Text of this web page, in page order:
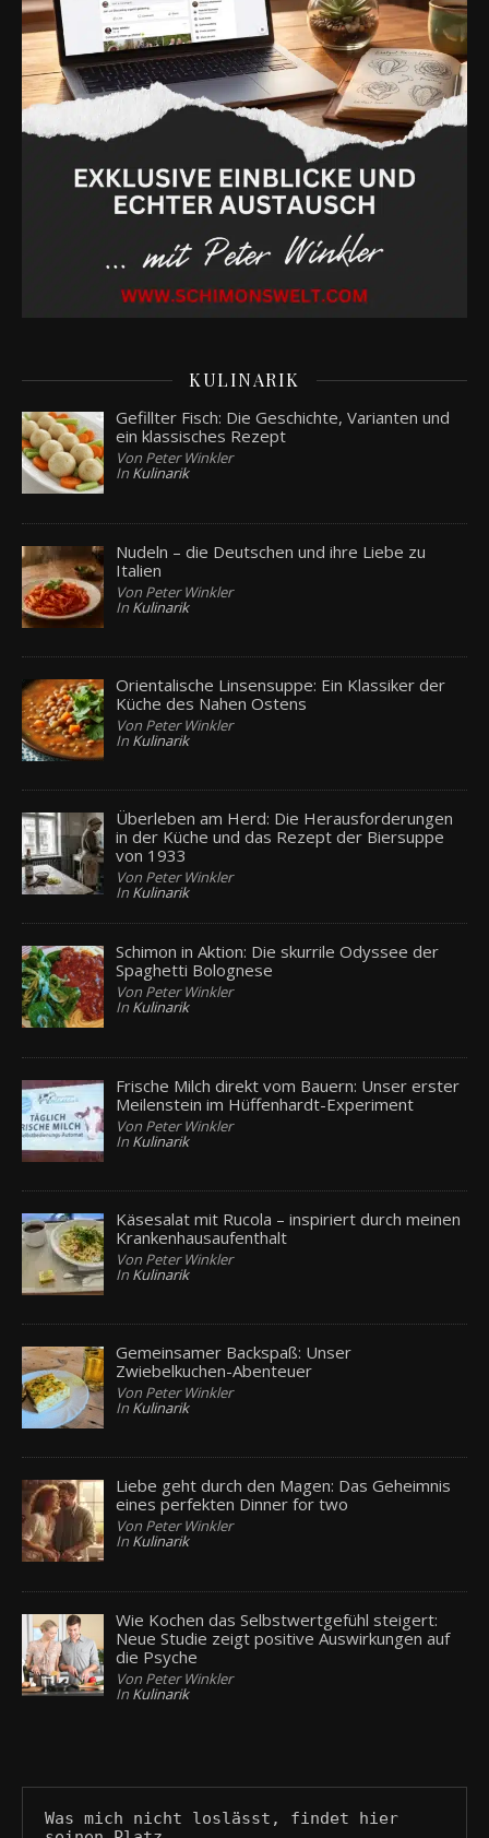
KULINARIK
Gefillter Fisch: Die Geschichte, Varianten und
ein klassisches Rezept
Von Peter Winkler
In Kulinarik
Nudeln – die Deutschen und ihre Liebe zu
Italien
Von Peter Winkler
In Kulinarik
Orientalische Linsensuppe: Ein Klassiker der
Küche des Nahen Ostens
Von Peter Winkler
In Kulinarik
Überleben am Herd: Die Herausforderungen
in der Küche und das Rezept der Biersuppe
von 1933
Von Peter Winkler
In Kulinarik
Schimon in Aktion: Die skurrile Odyssee der
Spaghetti Bolognese
Von Peter Winkler
In Kulinarik
Frische Milch direkt vom Bauern: Unser erster
Meilenstein im Hüffenhardt-Experiment
Von Peter Winkler
In Kulinarik
Käsesalat mit Rucola – inspiriert durch meinen
Krankenhausaufenthalt
Von Peter Winkler
In Kulinarik
Gemeinsamer Backspaß: Unser
Zwiebelkuchen-Abenteuer
Von Peter Winkler
In Kulinarik
Liebe geht durch den Magen: Das Geheimnis
eines perfekten Dinner for two
Von Peter Winkler
In Kulinarik
Wie Kochen das Selbstwertgefühl steigert:
Neue Studie zeigt positive Auswirkungen auf
die Psyche
Von Peter Winkler
In Kulinarik
Was mich nicht loslässt, findet hier